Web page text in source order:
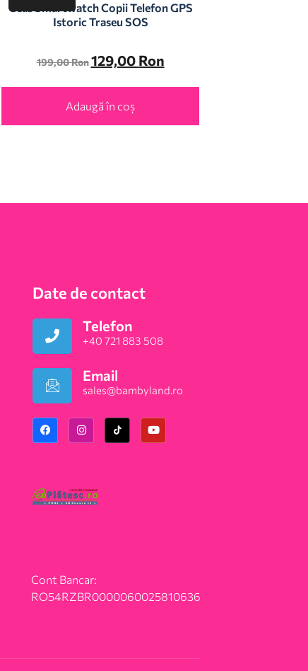
Ceas Smartwatch Copii Telefon GPS
Istoric Traseu SOS
199,00Ron 129,00 Ron
Adaugă în coș
Date de contact
Telefon
+40 721 883 508
Email
sales@bambyland.ro​
Cont Bancar:
RO54RZBR0000060025810636